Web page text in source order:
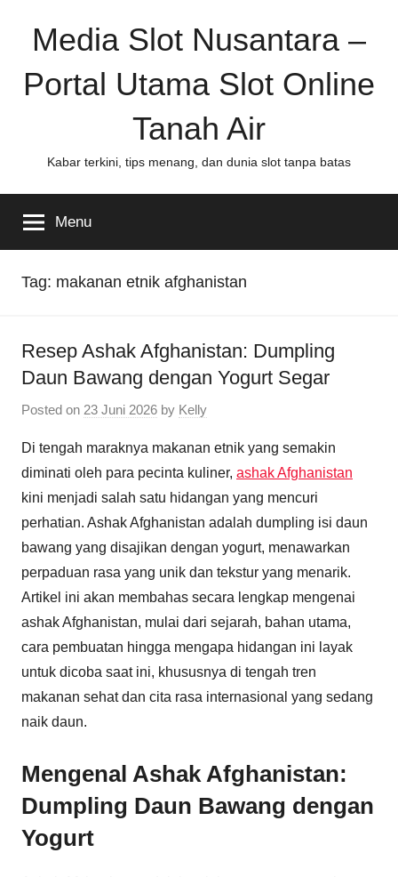
Media Slot Nusantara –
Portal Utama Slot Online
Tanah Air
Kabar terkini, tips menang, dan dunia slot tanpa batas
Menu
Tag: makanan etnik afghanistan
Resep Ashak Afghanistan: Dumpling
Daun Bawang dengan Yogurt Segar
Posted on 23 Juni 2026 by Kelly
Di tengah maraknya makanan etnik yang semakin
diminati oleh para pecinta kuliner, ashak Afghanistan
kini menjadi salah satu hidangan yang mencuri
perhatian. Ashak Afghanistan adalah dumpling isi daun
bawang yang disajikan dengan yogurt, menawarkan
perpaduan rasa yang unik dan tekstur yang menarik.
Artikel ini akan membahas secara lengkap mengenai
ashak Afghanistan, mulai dari sejarah, bahan utama,
cara pembuatan hingga mengapa hidangan ini layak
untuk dicoba saat ini, khususnya di tengah tren
makanan sehat dan cita rasa internasional yang sedang
naik daun.
Mengenal Ashak Afghanistan:
Dumpling Daun Bawang dengan
Yogurt